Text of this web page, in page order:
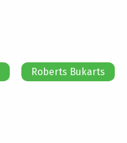
Roberts Bukarts